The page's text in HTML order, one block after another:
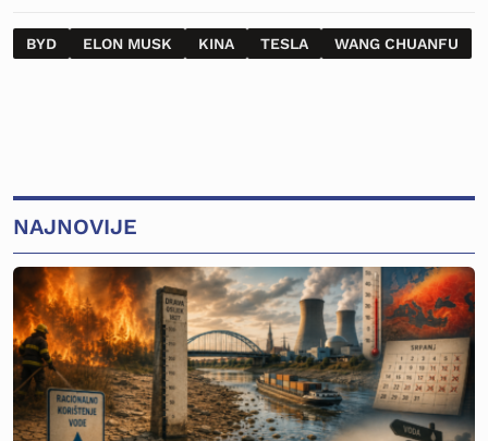
BYD ELON MUSK KINA TESLA WANG CHUANFU
NAJNOVIJE